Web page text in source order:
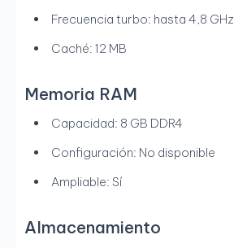
Frecuencia turbo: hasta 4,8 GHz
Caché: 12 MB
Memoria RAM
Capacidad: 8 GB DDR4
Configuración: No disponible
Ampliable: Sí
Almacenamiento